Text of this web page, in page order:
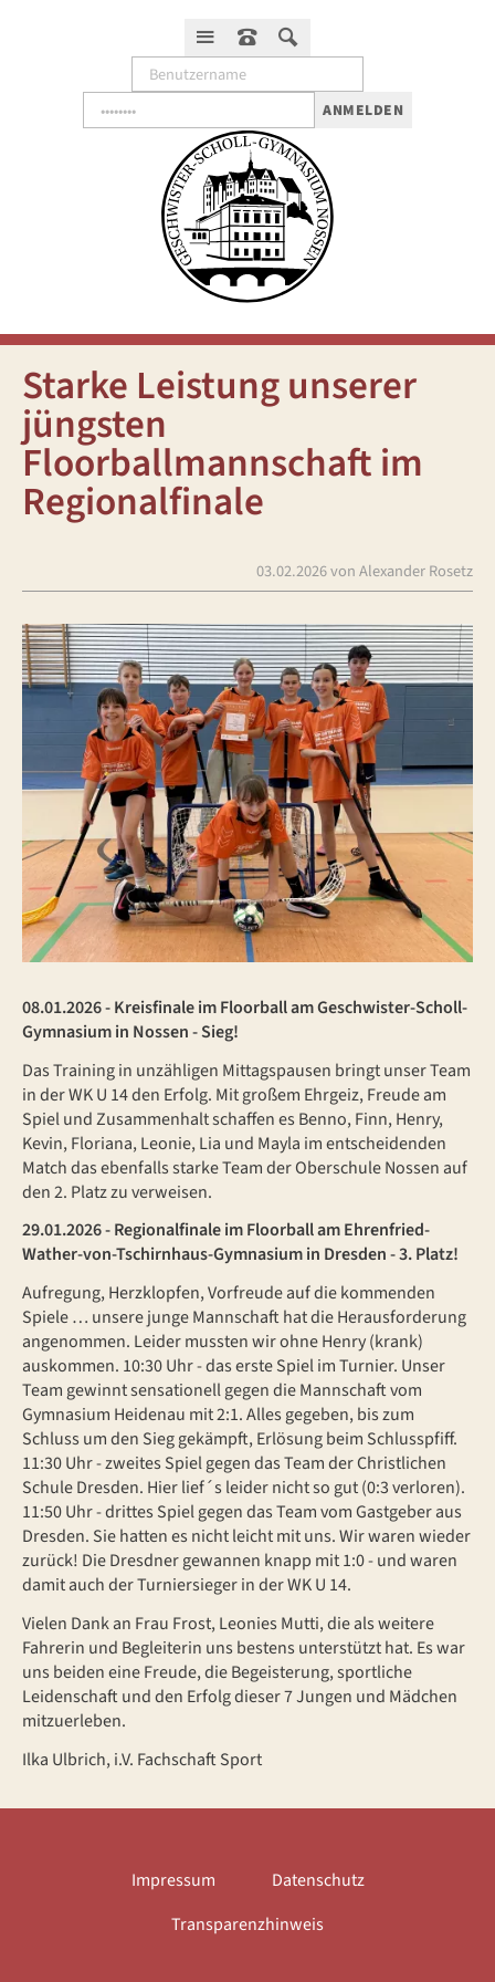
ANMELDEN
Starke Leistung unserer
jüngsten
Floorballmannschaft im
Regionalfinale
03.02.2026von Alexander Rosetz
08.01.2026 - Kreisfinale im Floorball am Geschwister-Scholl-
Gymnasium in Nossen - Sieg!
Das Training in unzähligen Mittagspausen bringt unser Team
in der WK U 14 den Erfolg. Mit großem Ehrgeiz, Freude am
Spiel und Zusammenhalt schaffen es Benno, Finn, Henry,
Kevin, Floriana, Leonie, Lia und Mayla im entscheidenden
Match das ebenfalls starke Team der Oberschule Nossen auf
den 2. Platz zu verweisen.
29.01.2026 - Regionalfinale im Floorball am Ehrenfried-
Wather-von-Tschirnhaus-Gymnasium in Dresden - 3. Platz!
Aufregung, Herzklopfen, Vorfreude auf die kommenden
Spiele … unsere junge Mannschaft hat die Herausforderung
angenommen. Leider mussten wir ohne Henry (krank)
auskommen. 10:30 Uhr - das erste Spiel im Turnier. Unser
Team gewinnt sensationell gegen die Mannschaft vom
Gymnasium Heidenau mit 2:1. Alles gegeben, bis zum
Schluss um den Sieg gekämpft, Erlösung beim Schlusspfiff.
11:30 Uhr - zweites Spiel gegen das Team der Christlichen
Schule Dresden. Hier lief´s leider nicht so gut (0:3 verloren).
11:50 Uhr - drittes Spiel gegen das Team vom Gastgeber aus
Dresden. Sie hatten es nicht leicht mit uns. Wir waren wieder
zurück! Die Dresdner gewannen knapp mit 1:0 - und waren
damit auch der Turniersieger in der WK U 14.
Vielen Dank an Frau Frost, Leonies Mutti, die als weitere
Fahrerin und Begleiterin uns bestens unterstützt hat. Es war
uns beiden eine Freude, die Begeisterung, sportliche
Leidenschaft und den Erfolg dieser 7 Jungen und Mädchen
mitzuerleben.
Ilka Ulbrich, i.V. Fachschaft Sport
Impressum
Datenschutz
Transparenzhinweis